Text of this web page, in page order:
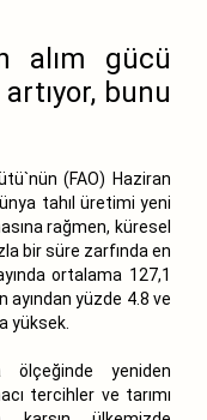
alım gücü
bunu
(FAO) Haziran
tahıl üretimi yeni
rağmen, küresel
bir süre zarfında en
ortalama 127,1
ayından yüzde 4.8 ve
yüksek.
ölçeğinde yeniden
tercihler ve tarımı